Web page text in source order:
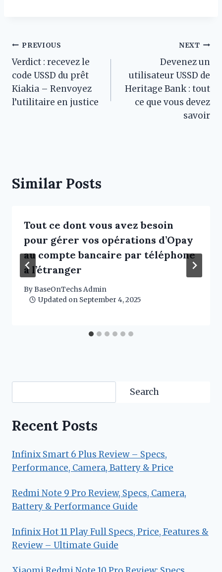
Post
navigation
PREVIOUS
Verdict : recevez le
code USSD du prêt
Kiakia – Renvoyez
l’utilitaire en justice
NEXT
Devenez un
utilisateur USSD de
Heritage Bank : tout
ce que vous devez
savoir
Similar Posts
Tout ce dont vous avez besoin
pour gérer vos opérations d’Opay
au compte bancaire par téléphone
à l’étranger
ByBaseOnTechs Admin
Updated on September 4, 2025
SearchSearch
Recent Posts
Infinix Smart 6 Plus Review – Specs,
Performance, Camera, Battery & Price
Redmi Note 9 Pro Review, Specs, Camera,
Battery & Performance Guide
Infinix Hot 11 Play Full Specs, Price, Features &
Review – Ultimate Guide